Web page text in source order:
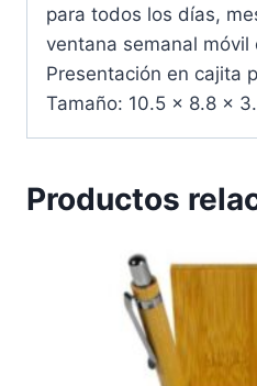
para todos los días,
ventana semanal móvil
Presentación en cajita
Tamaño: 10.5 x 8.8 x
Productos